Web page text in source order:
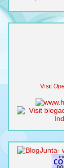
Visit